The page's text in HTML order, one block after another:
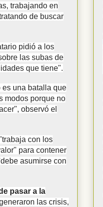
trabajando en
de buscar
pidió a los
las subas de
que tiene".
una batalla que
modos porque no
observó el
con los
para contener
asumirse con
pasar a la
las crisis,